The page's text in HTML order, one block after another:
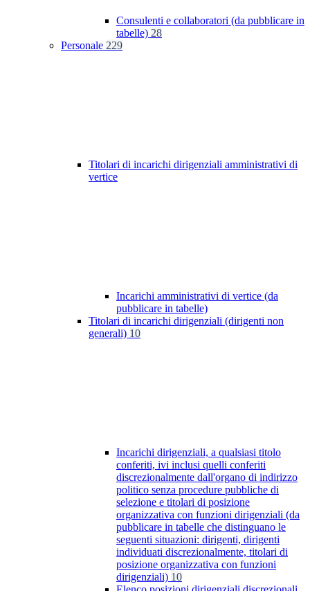
Consulenti e collaboratori (da pubblicare in
tabelle) 28
Personale 229
Titolari di incarichi dirigenziali amministrativi di
vertice
Incarichi amministrativi di vertice (da
pubblicare in tabelle)
Titolari di incarichi dirigenziali (dirigenti non
generali) 10
Incarichi dirigenziali, a qualsiasi titolo
conferiti, ivi inclusi quelli conferiti
discrezionalmente dall'organo di indirizzo
politico senza procedure pubbliche di
selezione e titolari di posizione
organizzativa con funzioni dirigenziali (da
pubblicare in tabelle che distinguano le
seguenti situazioni: dirigenti, dirigenti
individuati discrezionalmente, titolari di
posizione organizzativa con funzioni
dirigenziali) 10